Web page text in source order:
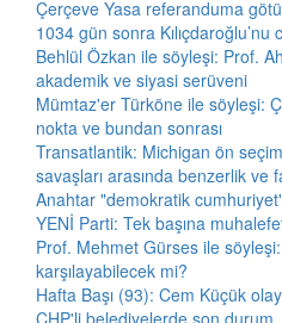
Çerçeve Yasa referanduma
1034 gün sonra Kılıçdaroğlu’nu
Behlül Özkan ile söyleşi: Prof.
akademik ve siyasi serüveni
Mümtaz'er Türköne ile söyleşi:
nokta ve bundan sonrası
Transatlantik: Michigan ön
savaşları arasında benzerlik ve
Anahtar "demokratik
YENİ Parti: Tek başına
Prof. Mehmet Gürses ile
karşılayabilecek mi?
Hafta Başı (93): Cem Küçük
CHP'li belediyelerde son durum